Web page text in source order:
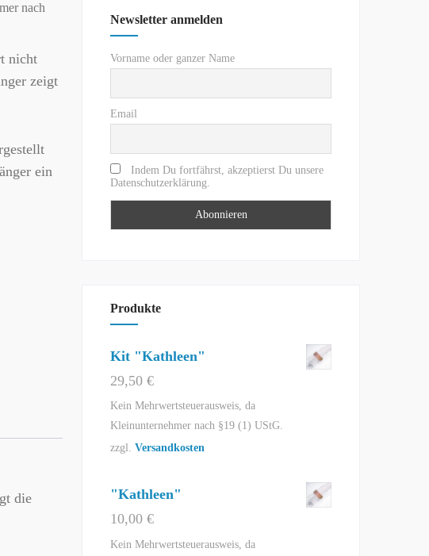
nach
nicht
zeigt
ein
die
Newsletter anmelden
Vorname oder ganzer Name
Email
Indem Du fortfährst, akzeptierst Du unsere
Datenschutzerklärung.
Produkte
Kit "Kathleen"
29,50€
Kein Mehrwertsteuerausweis, da
Kleinunternehmer nach §19 (1) UStG.
zzgl.Versandkosten
"Kathleen"
10,00€
Kein Mehrwertsteuerausweis, da